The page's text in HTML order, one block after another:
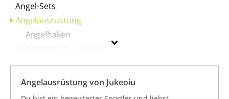
Angel-Sets
Angelausrüstung
Angelhaken
Angelschnüre
Fliegenfischen
Angelausrüstung von Jukeoiu